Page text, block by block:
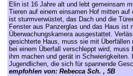
Elin ist 16 Jahre alt und lebt gemeinsam
Tieren auf einem einsamen Hof mitten auf
ist sturmverwüstet, das Dach und die
Fenster aus Panzerglas und das Haus ist
Überwachungskamera ausgestattet.
gesichterte Haus, muss sie mit Überfällen
bei einem Überfall verschleppt wird,
ihm machen und gerät in Schwierigkeiten.
Jugendlichen, die sich für spannende
empfohlen von: Rebecca Sch. , 5B